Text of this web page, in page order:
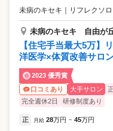
未病のキセキ リフレクソ
未病のキセキ 自由が
【住宅手当最大5万】
洋医学×体質改善サロ
2023 優秀賞
口コミあり
大手サロン
完全週休2日
研修制度あり
正 月給 28万円 ~ 45万円